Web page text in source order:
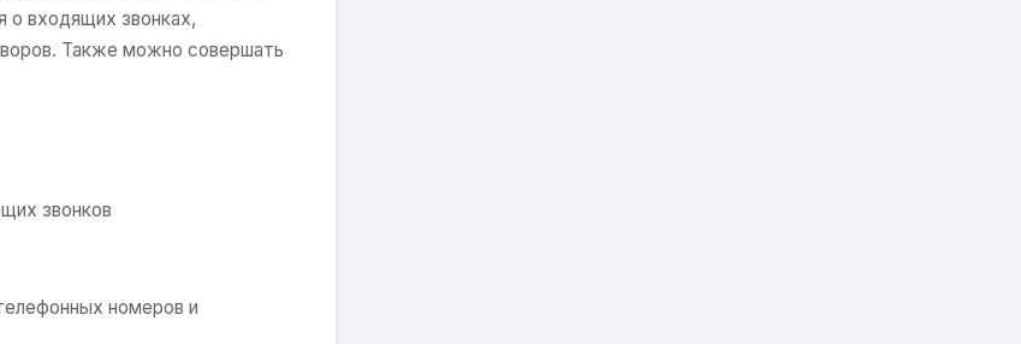
о входящих звонках,
Также можно совершать
звонков
номеров и